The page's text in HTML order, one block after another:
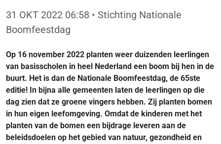
31 OKT 2022 06:58 • Stichting Nationale
Boomfeestdag
Op 16 november 2022 planten weer duizenden leerlingen
van basisscholen in heel Nederland een boom bij hen in de
buurt. Het is dan de Nationale Boomfeestdag, de 65ste
editie! In bijna alle gemeenten laten de leerlingen op die
dag zien dat ze groene vingers hebben. Zij planten bomen
in hun eigen leefomgeving. Omdat de kinderen met het
planten van de bomen een bijdrage leveren aan de
beleidsdoelen op het gebied van natuur, gezondheid en